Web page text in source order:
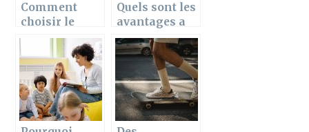
Comment
choisir le
meilleur velo-
bebe pour son
enfant ?
Quels sont les
avantages a
engager une
agence de
publicite ?